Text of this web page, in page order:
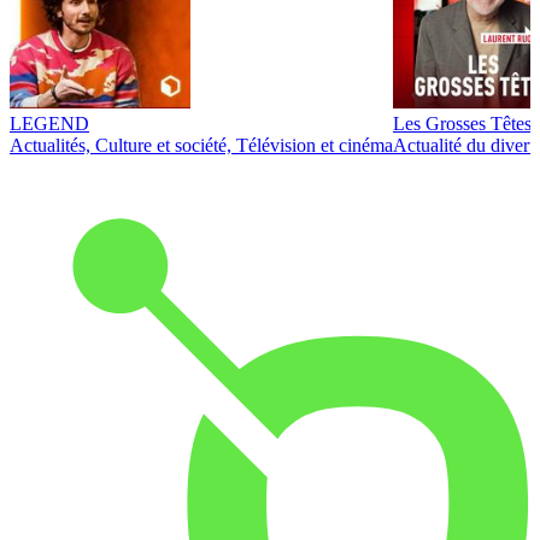
LEGEND
Actualités, Culture et société, Télévision et cinéma
Les Grosses Têtes
Actualité du